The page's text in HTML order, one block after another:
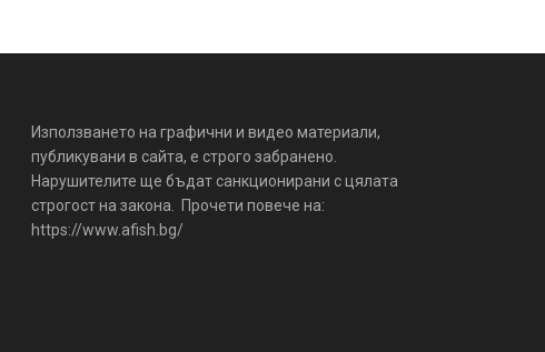
Използването на графични и видео материали,
публикувани в сайта, е строго забранено.
Нарушителите ще бъдат санкционирани с цялата
строгост на закона. Прочети повече на:
https://www.afish.bg/